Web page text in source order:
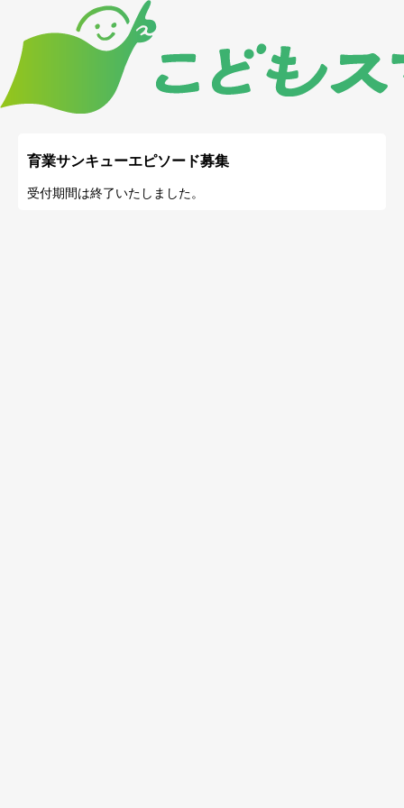
育業サンキューエピソード募集
受付期間は終了いたしました。